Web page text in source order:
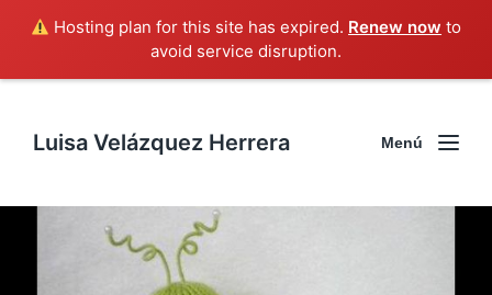
Hosting plan for this site has expired. Renew now to
avoid service disruption.
Luisa Velázquez Herrera Menú